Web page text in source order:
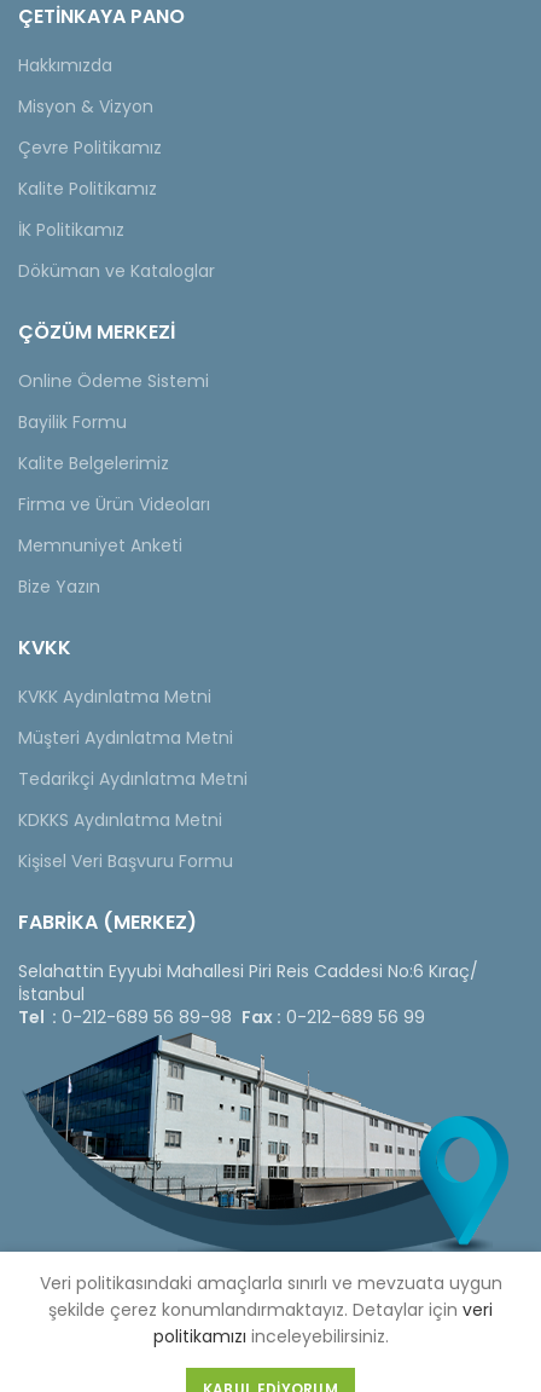
ÇETINKAYA PANO
Hakkımızda
Misyon & Vizyon
Çevre Politikamız
Kalite Politikamız
İK Politikamız
Döküman ve Kataloglar
ÇÖZÜM MERKEZİ
Online Ödeme Sistemi
Bayilik Formu
Kalite Belgelerimiz
Firma ve Ürün Videoları
Memnuniyet Anketi
Bize Yazın
KVKK
KVKK Aydınlatma Metni
Müşteri Aydınlatma Metni
Tedarikçi Aydınlatma Metni
KDKKS Aydınlatma Metni
Kişisel Veri Başvuru Formu
FABRİKA (MERKEZ)
Selahattin Eyyubi Mahallesi Piri Reis Caddesi No:6 Kıraç/
İstanbul
Tel : 0-212-689 56 89-98 Fax : 0-212-689 56 99
Listesi
Veri politikasındaki amaçlarla sınırlı ve mevzuata uygun
şekilde çerez konumlandırmaktayız. Detaylar için veri
politikamızı inceleyebilirsiniz.